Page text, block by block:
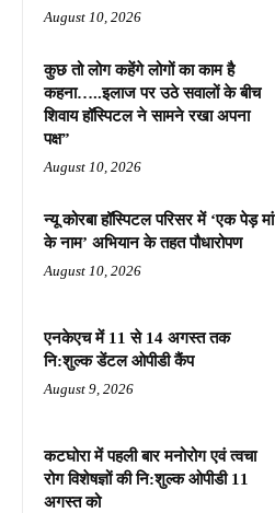
August 10, 2026
कुछ तो लोग कहेंगे लोगों का काम है
कहना…..इलाज पर उठे सवालों के बीच
शिवाय हॉस्पिटल ने सामने रखा अपना
पक्ष”
August 10, 2026
न्यू कोरबा हॉस्पिटल परिसर में ‘एक पेड़ मां
के नाम’ अभियान के तहत पौधारोपण
August 10, 2026
एनकेएच में 11 से 14 अगस्त तक
नि:शुल्क डेंटल ओपीडी कैंप
August 9, 2026
कटघोरा में पहली बार मनोरोग एवं त्वचा
रोग विशेषज्ञों की नि:शुल्क ओपीडी 11
अगस्त को